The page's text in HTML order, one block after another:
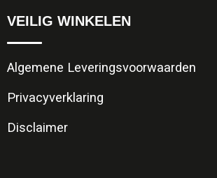
VEILIG WINKELEN
Algemene Leveringsvoorwaarden
Privacyverklaring
Disclaimer